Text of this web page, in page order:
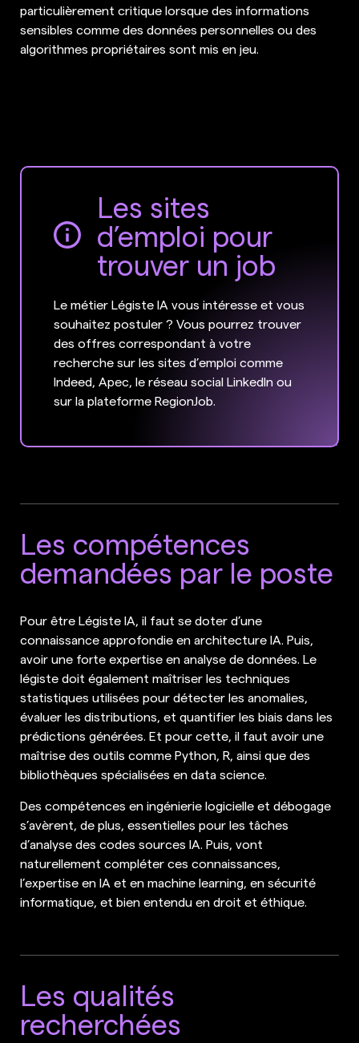
particulièrement critique lorsque des informations
sensibles comme des données personnelles ou des
algorithmes propriétaires sont mis en jeu.
Les sites
d’emploi pour
trouver un job
Le métier Légiste IA vous intéresse et vous
souhaitez postuler ? Vous pourrez trouver
des offres correspondant à votre
recherche sur les sites d’emploi comme
Indeed, Apec, le réseau social LinkedIn ou
sur la plateforme RegionJob.
Les compétences
demandées par le poste
Pour être Légiste IA, il faut se doter d’une
connaissance approfondie en architecture IA. Puis,
avoir une forte expertise en analyse de données. Le
légiste doit également maîtriser les techniques
statistiques utilisées pour détecter les anomalies,
évaluer les distributions, et quantifier les biais dans les
prédictions générées. Et pour cette, il faut avoir une
maîtrise des outils comme Python, R, ainsi que des
bibliothèques spécialisées en data science.
Des compétences en ingénierie logicielle et débogage
s’avèrent, de plus, essentielles pour les tâches
d’analyse des codes sources IA. Puis, vont
naturellement compléter ces connaissances,
l’expertise en IA et en machine learning, en sécurité
informatique, et bien entendu en droit et éthique.
Les qualités
recherchées